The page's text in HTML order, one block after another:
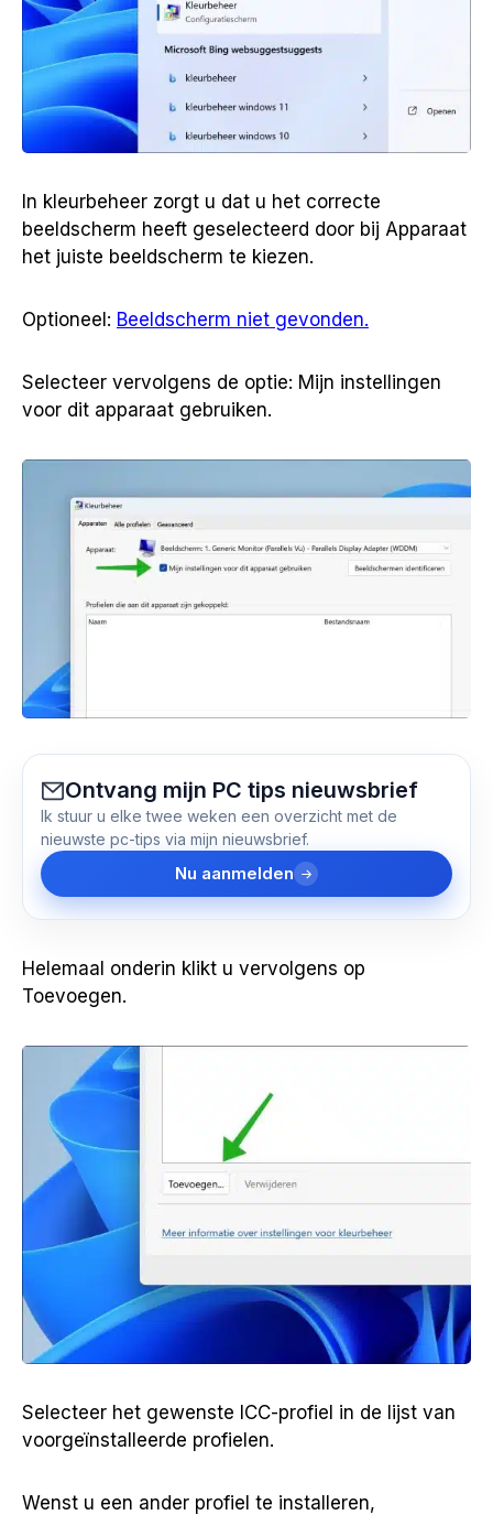
In kleurbeheer zorgt u dat u het correcte
beeldscherm heeft geselecteerd door bij Apparaat
het juiste beeldscherm te kiezen.
Optioneel: Beeldscherm niet gevonden.
Selecteer vervolgens de optie: Mijn instellingen
voor dit apparaat gebruiken.
Ontvang mijn PC tips nieuwsbrief
Ik stuur u elke twee weken een overzicht met de
nieuwste pc-tips via mijn nieuwsbrief.
Nu aanmelden
Helemaal onderin klikt u vervolgens op
Toevoegen.
Selecteer het gewenste ICC-profiel in de lijst van
voorgeïnstalleerde profielen.
Wenst u een ander profiel te installeren,